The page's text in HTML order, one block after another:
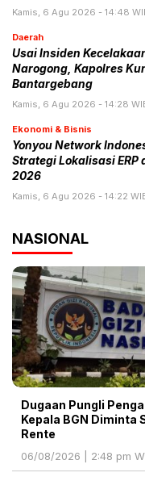
Kamis, 6 Agu 2026 - 14:48
Daerah
Usai Insiden
Narogong, Kapolres
Bantargebang
Kamis, 6 Agu 2026 - 14:28
Ekonomi & Bisnis
Yonyou Network
Strategi Lokalisasi ERP
2026
Kamis, 6 Agu 2026 - 14:22
NASIONAL
Dugaan Pungli
Kepala BGN Diminta
Rente
06/08/2026 | 2:48 pm